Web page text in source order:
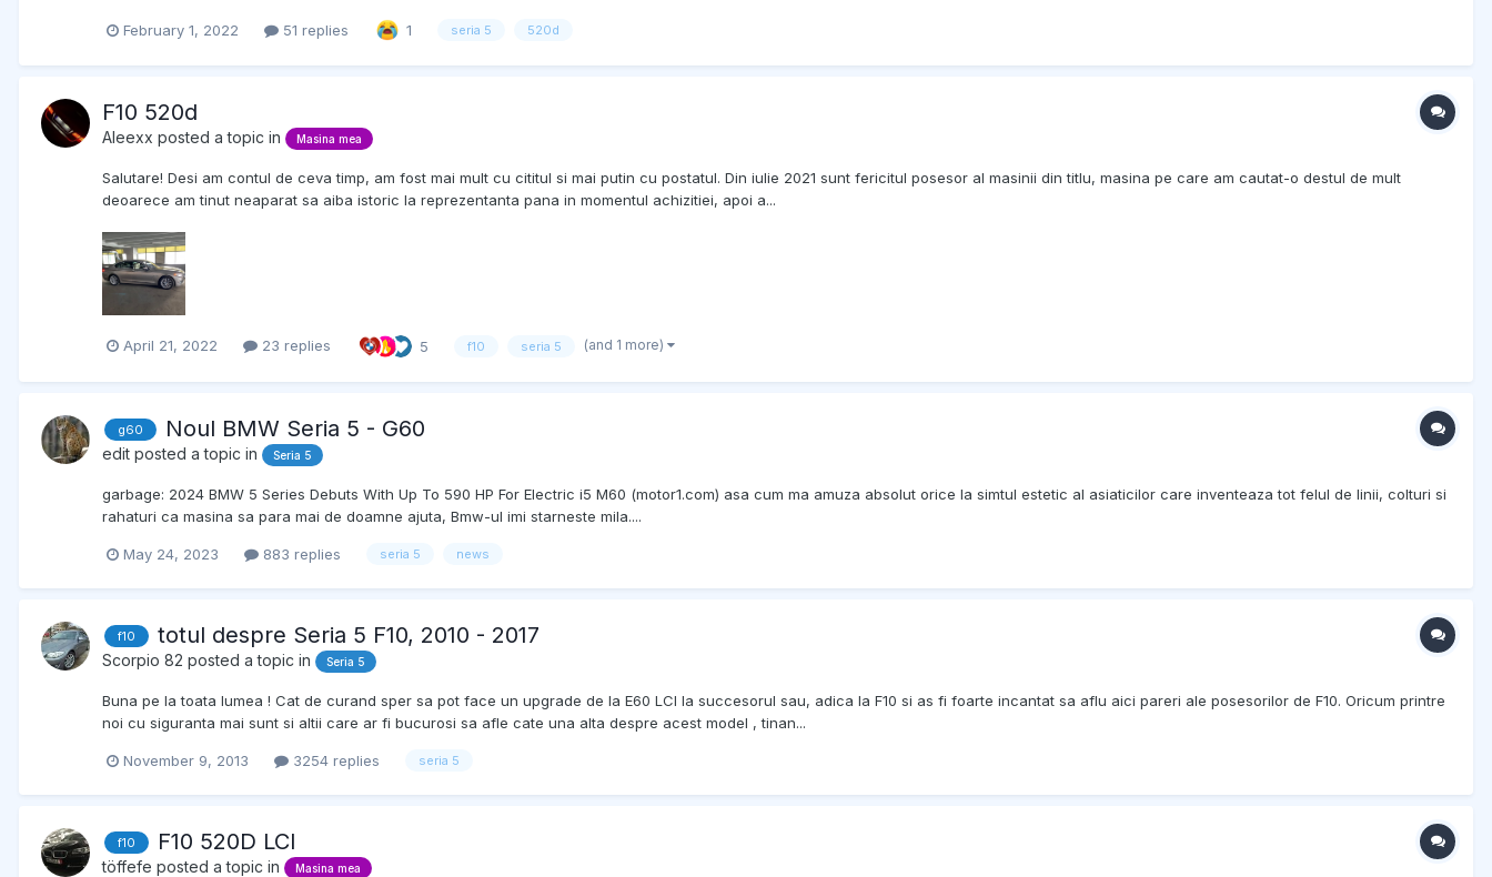
February 1, 2022 51 replies 1 seria 5 520d
F10 520d
Aleexx posted a topic in Masina mea
Salutare! Desi am contul de ceva timp, am fost mai mult cu cititul si mai putin cu postatul. Din iulie 2021 sunt fericitul posesor al masinii din titlu, masina pe care am cautat-o destul de mult
deoarece am tinut neaparat sa aiba istoric la reprezentanta pana in momentul achizitiei, apoi a...
April 21, 2022 23 replies 5 f10 seria 5 (and 1 more)
g60 Noul BMW Seria 5 - G60
edit posted a topic in Seria 5
garbage: 2024 BMW 5 Series Debuts With Up To 590 HP For Electric i5 M60 (motor1.com) asa cum ma amuza absolut orice la simtul estetic al asiaticilor care inventeaza tot felul de linii, colturi si
rahaturi ca masina sa para mai de doamne ajuta, Bmw-ul imi starneste mila....
May 24, 2023 883 replies seria 5 news
f10 totul despre Seria 5 F10, 2010 - 2017
Scorpio 82 posted a topic in Seria 5
Buna pe la toata lumea ! Cat de curand sper sa pot face un upgrade de la E60 LCI la succesorul sau, adica la F10 si as fi foarte incantat sa aflu aici pareri ale posesorilor de F10. Oricum printre
noi cu siguranta mai sunt si altii care ar fi bucurosi sa afle cate una alta despre acest model , tinan...
November 9, 2013 3254 replies seria 5
f10 F10 520D LCI
töffefe posted a topic in Masina mea